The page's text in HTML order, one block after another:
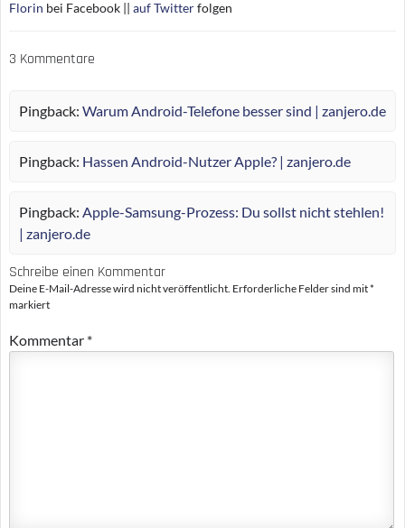
Florin bei Facebook || auf Twitterfolgen
3 Kommentare
Pingback: Warum Android-Telefone besser sind | zanjero.de
Pingback: Hassen Android-Nutzer Apple? | zanjero.de
Pingback: Apple-Samsung-Prozess: Du sollst nicht stehlen!
| zanjero.de
Schreibe einen Kommentar
Deine E-Mail-Adresse wird nicht veröffentlicht. Erforderliche Felder sind mit*
markiert
Kommentar *